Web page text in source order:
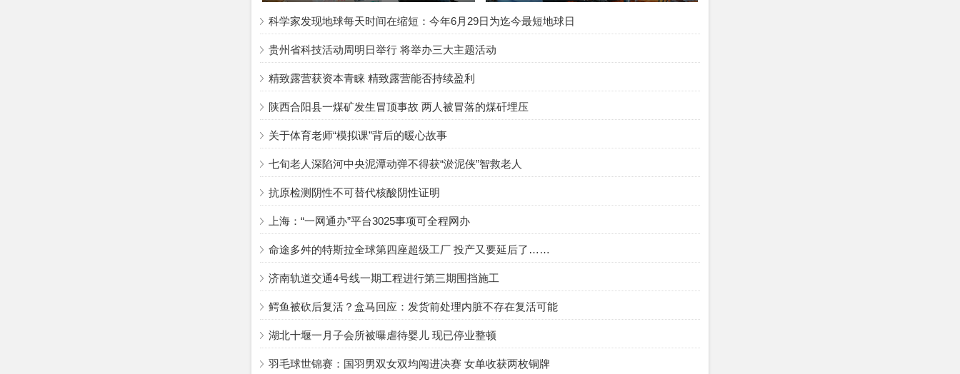
科学家发现地球每天时间在缩短：今年6月29日为迄今最短地球日
贵州省科技活动周明日举行 将举办三大主题活动
精致露营获资本青睐 精致露营能否持续盈利
陕西合阳县一煤矿发生冒顶事故 两人被冒落的煤矸埋压
关于体育老师“模拟课”背后的暖心故事
七旬老人深陷河中央泥潭动弹不得获“淤泥侠”智救老人
抗原检测阴性不可替代核酸阴性证明
上海：“一网通办”平台3025事项可全程网办
命途多舛的特斯拉全球第四座超级工厂 投产又要延后了……
济南轨道交通4号线一期工程进行第三期围挡施工
鳄鱼被砍后复活？盒马回应：发货前处理内脏不存在复活可能
湖北十堰一月子会所被曝虐待婴儿 现已停业整顿
羽毛球世锦赛：国羽男双女双均闯进决赛 女单收获两枚铜牌